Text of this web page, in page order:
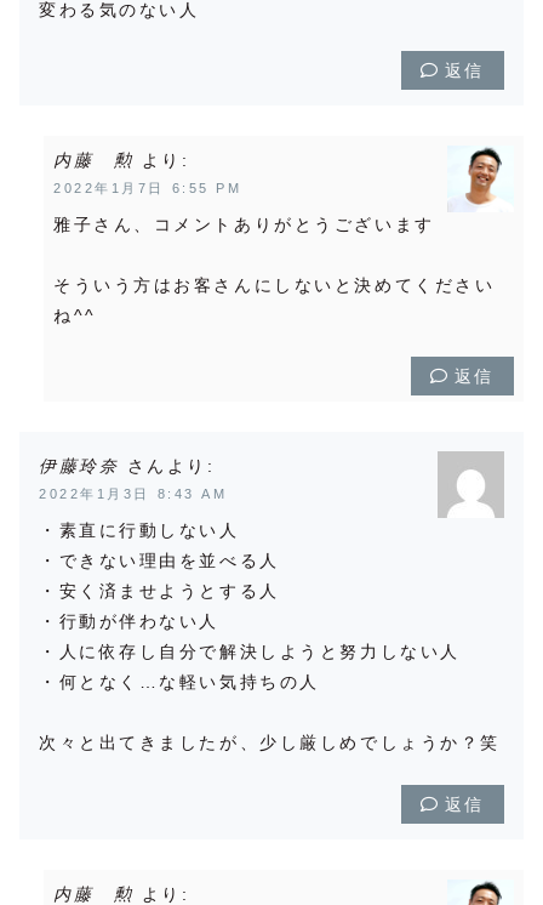
変わる気のない人
返信
内藤 勲 より:
2022年1月7日 6:55 PM
雅子さん、コメントありがとうございます
そういう方はお客さんにしないと決めてください
ね^^
返信
伊藤玲奈 より:
2022年1月3日 8:43 AM
・素直に行動しない人
・できない理由を並べる人
・安く済ませようとする人
・行動が伴わない人
・人に依存し自分で解決しようと努力しない人
・何となく…な軽い気持ちの人
次々と出てきましたが、少し厳しめでしょうか？笑
返信
内藤 勲 より: